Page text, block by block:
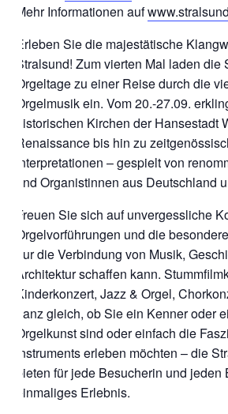
Mehr Informationen auf
Erleben Sie die majestätische
Stralsund! Zum vierten Mal laden die
Orgeltage zu einer Reise durch die
Orgelmusik ein. Vom 20.-27.09.
historischen Kirchen der Hansestadt
Renaissance bis hin zu
Interpretationen – gespielt von
und Organistinnen aus Deutschland
Freuen Sie sich auf unvergessliche
Orgelvorführungen und die
nur die Verbindung von Musik,
Architektur schaffen kann.
Kinderkonzert, Jazz & Orgel,
ganz gleich, ob Sie ein Kenner oder
Orgelkunst sind oder einfach die
Instruments erleben möchten – die
bieten für jede Besucherin und jeden
einmaliges Erlebnis.